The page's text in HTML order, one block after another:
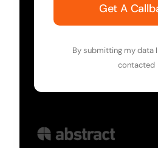
Get A
By submitting my data
contacted